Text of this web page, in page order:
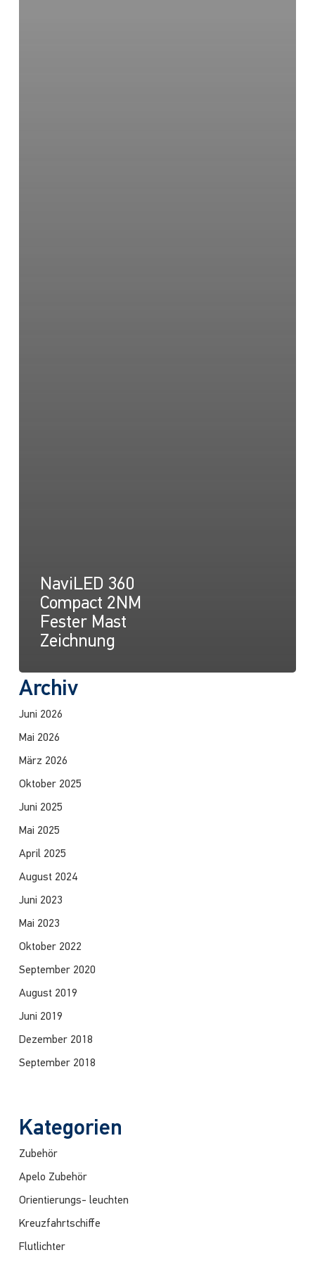
NaviLED 360
Compact 2NM
Fester Mast
Zeichnung
Archiv
Juni 2026
Mai 2026
März 2026
Oktober 2025
Juni 2025
Mai 2025
April 2025
August 2024
Juni 2023
Mai 2023
Oktober 2022
September 2020
August 2019
Juni 2019
Dezember 2018
September 2018
Kategorien
Zubehör
Apelo Zubehör
Orientierungs- leuchten
Kreuzfahrtschiffe
Flutlichter